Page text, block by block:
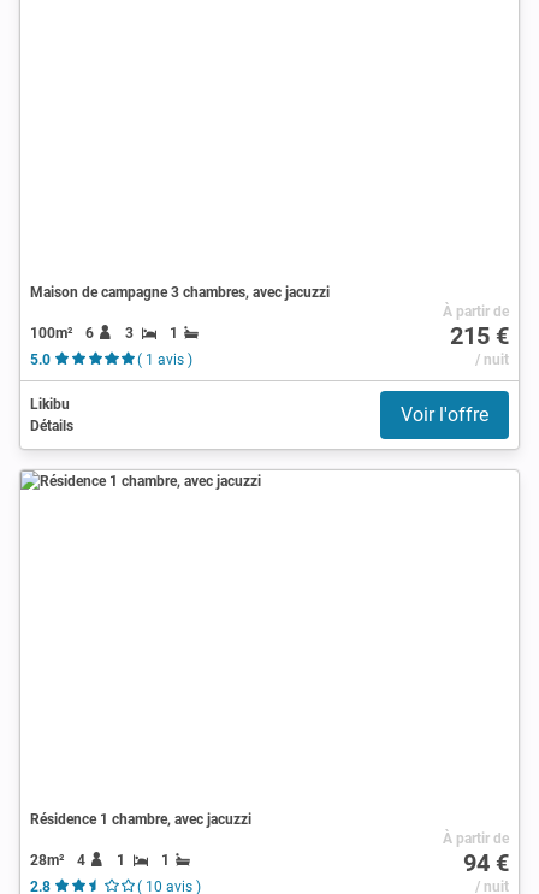
Maison de campagne 3 chambres, avec jacuzzi
100m² 6 3
1
5.0
( 1 avis )
À partir de
215 €
/ nuit
Likibu
Détails
Voir l'offre
Résidence 1 chambre, avec jacuzzi
28m² 4 1
1
2.8
( 10 avis )
À partir de
94 €
/ nuit